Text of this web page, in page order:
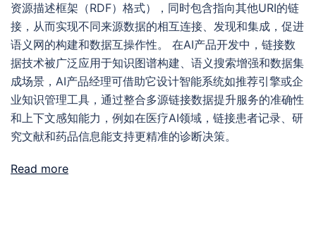
资源描述框架（RDF）格式），同时包含指向其他URI的链
接，从而实现不同来源数据的相互连接、发现和集成，促进
语义网的构建和数据互操作性。 在AI产品开发中，链接数
据技术被广泛应用于知识图谱构建、语义搜索增强和数据集
成场景，AI产品经理可借助它设计智能系统如推荐引擎或企
业知识管理工具，通过整合多源链接数据提升服务的准确性
和上下文感知能力，例如在医疗AI领域，链接患者记录、研
究文献和药品信息能支持更精准的诊断决策。
Read more